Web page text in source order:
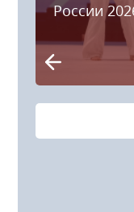
России